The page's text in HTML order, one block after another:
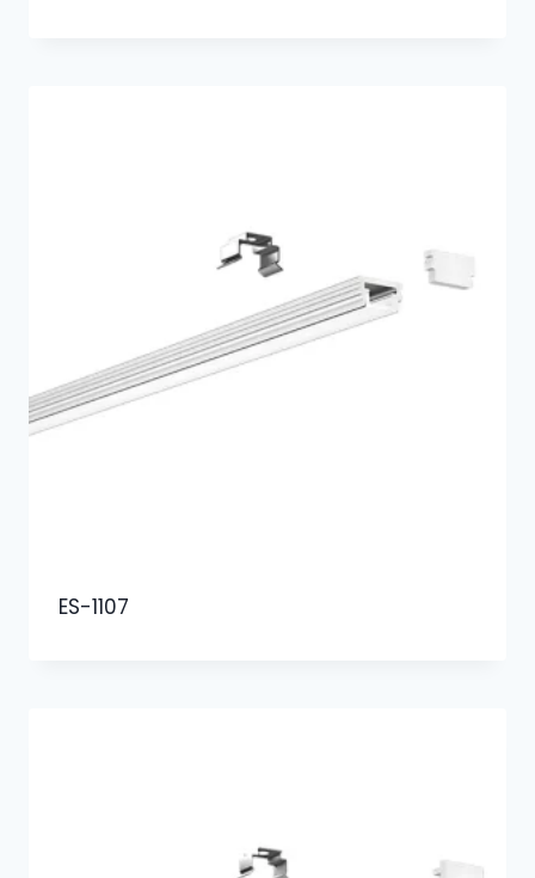
ES-1107